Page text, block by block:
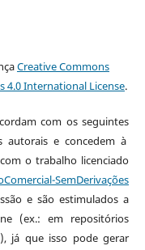
Creative Commons
4.0 International License.
com os seguintes
e concedem à
o trabalho licenciado
SemDerivações
e são estimulados a
(ex.: em repositórios
já que isso pode gerar